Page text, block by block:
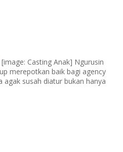
[image: Casting Anak] Ngurusin
merepotkan baik bagi agency
susah diatur bukan hanya